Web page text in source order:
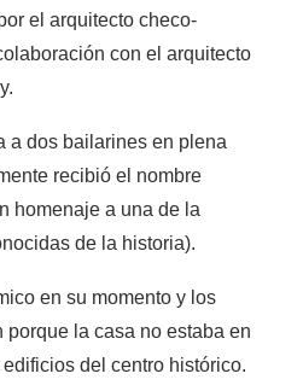
el arquitecto checo-
con el arquitecto
a dos bailarines en plena
recibió el nombre
homenaje a una de la
de la historia).
en su momento y los
porque la casa no estaba en
del centro histórico.